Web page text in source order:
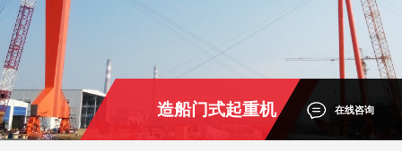
造船门式起重机 在线咨询